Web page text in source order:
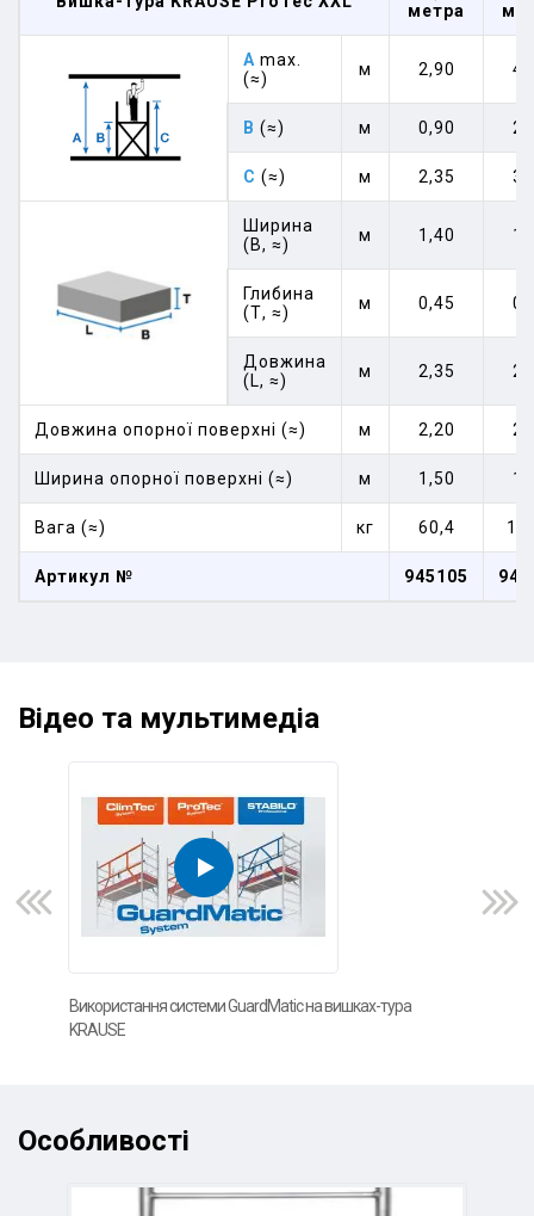
метра
Артикул № 945105
A max.
(≈)
м 2,90
B (≈) м 0,90
C (≈) м 2,35
Ширина
(В, ≈)
м 1,40
Глибина
(Т, ≈)
м 0,45
Довжина
(L, ≈)
м 2,35
Довжина опорної поверхні (≈) м 2,20
Ширина опорної поверхні (≈) м 1,50
Вага (≈) кг 60,4
Відео та мультимедіа
Використання системи GuardMatic на вишках-тура
KRAUSE
Особливості